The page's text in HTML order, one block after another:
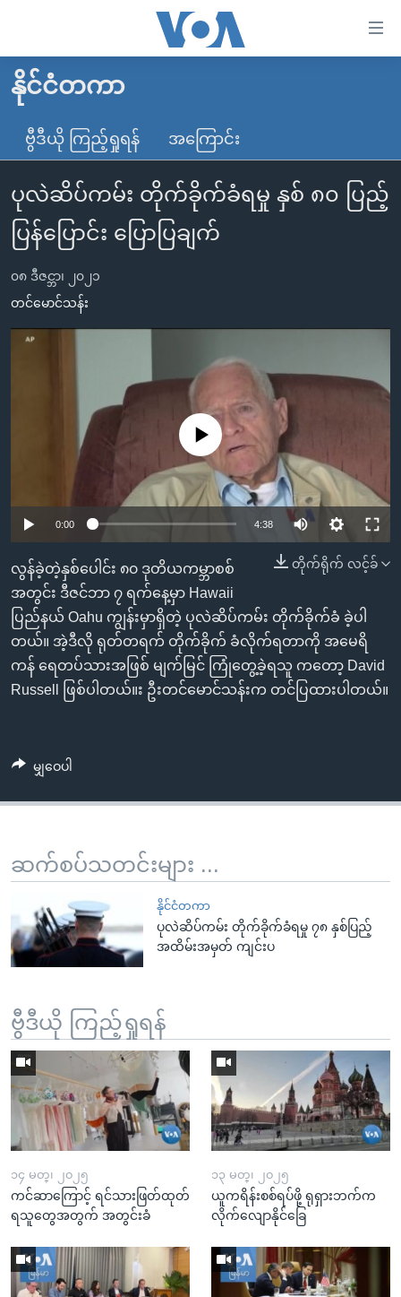
လွယ်ကူ
စေ
သည့်
များ
ပင်မ
သို့
ကျော်
ကြည့်
ကျော်
ကြည့်
ရှာဖွေ
ရန်
နေရာ
သို့
ကျော်
ရန်
မူလစာမျက်နှာ
မြန်မာ
ကမ္ဘာ့သတင်းများ
နိုင်ငံတကာ
အမေရိကန်
အစ္စရေး-ပါလက်စတိုင်း
ဗွီဒီယို
သတင်းလွတ်လပ်ခွင့်
ရပ်ဝန်းတခု လမ်းတခု အလွန်
အင်္ဂလိပ်စာလေ့လာမယ်
ရုပ်ရှင်ထဲက အင်္ဂလိပ်စာ
သုတပဒေသာ အင်္ဂလိပ်စာ
ရေဒီယို/တီဗွီအစီအစဉ်
Learning English
ဗွီအိုအေ လူမှုကွန်ယက်များ
ဘာသာစကားများ
နိုင်ငံတကာ
ဗွီဒီယို ကြည့်ရှုရန် အကြောင်း
ပုလဲဆိပ်ကမ်း တိုက်ခိုက်ခံရမှု နှစ် ၈၀ ပြည့်
ပြန်ပြောင်း ပြောပြချက်
၀၈ ဒီဇင္ဘာ၊ ၂၀၂၁
တင်မောင်သန်း
No media source currently available
0:00 4:38
တိုက်ရိုက် လင့်ခ်
လွန်ခဲ့တဲ့နှစ်ပေါင်း ၈၀ ဒုတိယကမ္ဘာစစ်
အတွင်း ဒီဇင်ဘာ ၇ ရက်နေ့မှာ Hawaii
ပြည်နယ် Oahu ကျွန်းမှာရှိတဲ့ ပုလဲဆိပ်ကမ်း တိုက်ခိုက်ခံ ခဲ့ပါ
တယ်။ အဲ့ဒီလို ရုတ်တရက် တိုက်ခိုက် ခံလိုက်ရတာကို အမေရိ
ကန် ရေတပ်သားအဖြစ် မျက်မြင် ကြုံတွေ့ခဲ့ရသူ ကတော့ David
Russell ဖြစ်ပါတယ်။း ဦးတင်မောင်သန်းက တင်ပြထားပါတယ်။
မျှဝေပါ
ဆက်စပ်သတင်းများ ...
နိုင်ငံတကာ
ပုလဲဆိပ်ကမ်း တိုက်ခိုက်ခံရမှု ၇၈ နှစ်ပြည့်
အထိမ်းအမှတ် ကျင်းပ
ဗွီဒီယို ကြည့်ရှုရန်
၁၄ မတ္၊ ၂၀၂၅
ကင်ဆာကြောင့် ရင်သားဖြတ်ထုတ်
ရသူတွေအတွက် အတွင်းခံ
၁၃ မတ္၊ ၂၀၂၅
ယူကရိန်းစစ်ရပ်ဖို့ ရုရှားဘက်က
လိုက်လျောနိုင်ခြေ